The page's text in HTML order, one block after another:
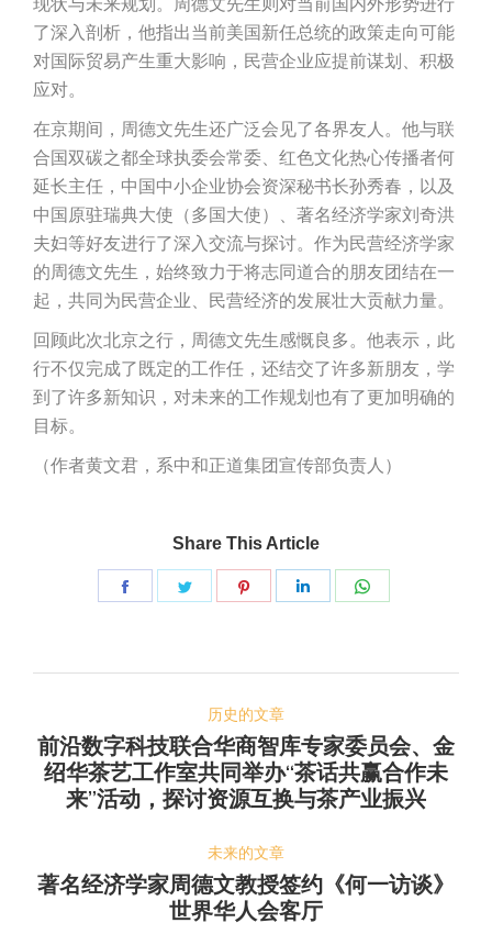
现状与未来规划。周德文先生则对当前国内外形势进行
了深入剖析，他指出当前美国新任总统的政策走向可能
对国际贸易产生重大影响，民营企业应提前谋划、积极
应对。
在京期间，周德文先生还广泛会见了各界友人。他与联
合国双碳之都全球执委会常委、红色文化热心传播者何
延长主任，中国中小企业协会资深秘书长孙秀春，以及
中国原驻瑞典大使（多国大使）、著名经济学家刘奇洪
夫妇等好友进行了深入交流与探讨。作为民营经济学家
的周德文先生，始终致力于将志同道合的朋友团结在一
起，共同为民营企业、民营经济的发展壮大贡献力量。
回顾此次北京之行，周德文先生感慨良多。他表示，此
行不仅完成了既定的工作任，还结交了许多新朋友，学
到了许多新知识，对未来的工作规划也有了更加明确的
目标。
（作者黄文君，系中和正道集团宣传部负责人）
Share This Article
Share
Share
Share
Share
章
导
航
历史的文章
历
史
文
章：
前沿数字科技联合华商智库专家委员会、金
绍华茶艺工作室共同举办“茶话共赢合作未
来”活动，探讨资源互换与茶产业振兴
未来的文章
未
来
著名经济学家周德文教授签约《何一访谈》
世界华人会客厅